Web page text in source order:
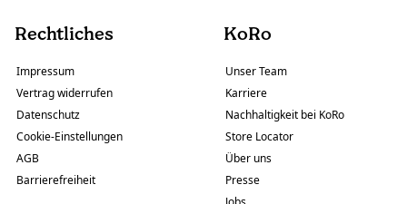
Rechtliches
Impressum
Vertrag widerrufen
Datenschutz
Cookie-Einstellungen
AGB
Barrierefreiheit
KoRo
Unser Team
Karriere
Nachhaltigkeit bei KoRo
Store Locator
Über uns
Presse